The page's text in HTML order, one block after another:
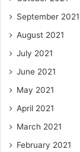
September 2021
August 2021
July 2021
June 2021
May 2021
April 2021
March 2021
February 2021